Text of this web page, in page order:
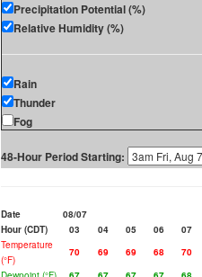
Precipitation Potential (%)
Relative Humidity (%)
Rain
Thunder
Fog
48-Hour Period Starting:
Date 08/07
Hour (CDT)
03 04 05 06 07
Temperature
(°F)
70 69 69 68 70